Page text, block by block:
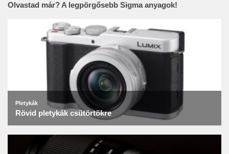
Olvastad már? A legpörgősebb Sigma anyagok!